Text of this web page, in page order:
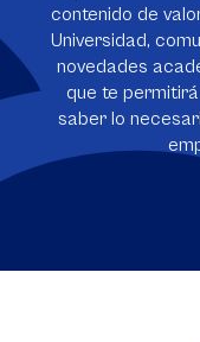
contenido de
Universidad,
novedades
que te
saber lo